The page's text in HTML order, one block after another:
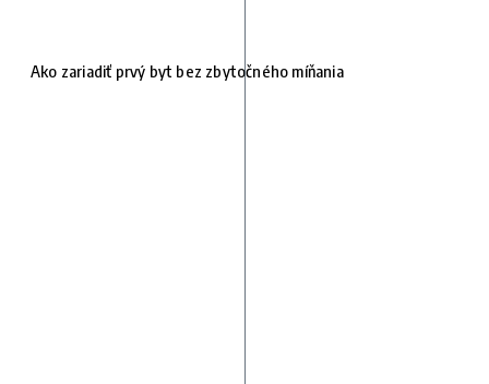
Ako zariadiť prvý byt bez zbytočného míňania